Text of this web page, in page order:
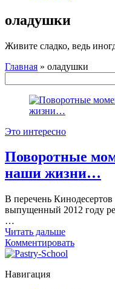
оладушки
Живите сладко, ведь
Главная » оладушки
Это интересно
Поворотные
наши жизни…
В перечень
выпущенный 2012 году
…
Читать дальше
Комментировать
Навигация